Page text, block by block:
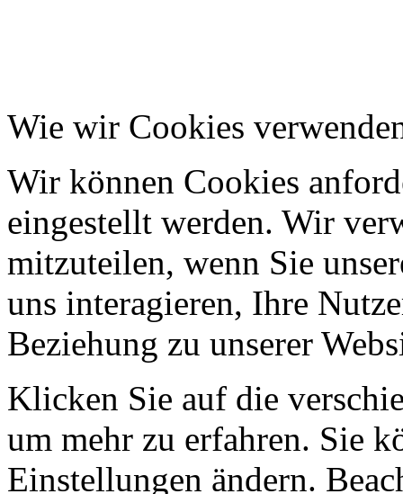
Wie wir Cookies
Wir können Cookies
eingestellt werden. Wir
mitzuteilen, wenn Sie
uns interagieren, Ihre
Beziehung zu unserer
Klicken Sie auf die
um mehr zu erfahren. Sie
Einstellungen ändern.